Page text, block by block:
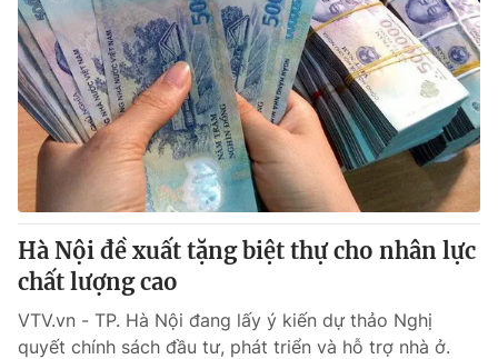
Hà Nội đề xuất tặng biệt thự cho nhân lực
chất lượng cao
VTV.vn - TP. Hà Nội đang lấy ý kiến dự thảo Nghị
quyết chính sách đầu tư, phát triển và hỗ trợ nhà ở.